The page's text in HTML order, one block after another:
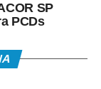
SP
PCDs